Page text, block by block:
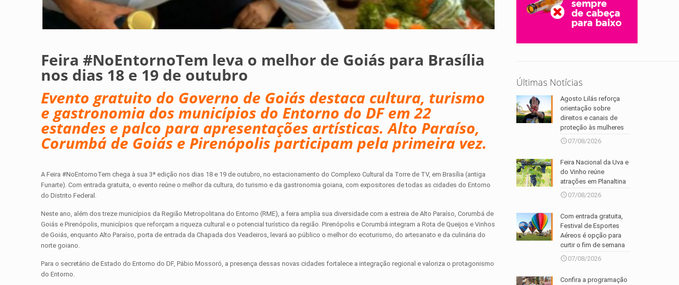
Feira #NoEntornoTem leva o melhor de Goiás para Brasília
nos dias 18 e 19 de outubro
Evento gratuito do Governo de Goiás destaca cultura, turismo
e gastronomia dos municípios do Entorno do DF em 22
estandes e palco para apresentações artísticas. Alto Paraíso,
Corumbá de Goiás e Pirenópolis participam pela primeira vez.
A Feira #NoEntornoTem chega à sua 3ª edição nos dias 18 e 19 de outubro, no estacionamento do Complexo Cultural da Torre de TV, em Brasília (antiga
Funarte). Com entrada gratuita, o evento reúne o melhor da cultura, do turismo e da gastronomia goiana, com expositores de todas as cidades do Entorno
do Distrito Federal.
Neste ano, além dos treze municípios da Região Metropolitana do Entorno (RME), a feira amplia sua diversidade com a estreia de Alto Paraíso, Corumbá de
Goiás e Pirenópolis, municípios que reforçam a riqueza cultural e o potencial turístico da região. Pirenópolis e Corumbá integram a Rota de Queijos e Vinhos
de Goiás, enquanto Alto Paraíso, porta de entrada da Chapada dos Veadeiros, levará ao público o melhor do ecoturismo, do artesanato e da culinária do
norte goiano.
Para o secretário de Estado do Entorno do DF, Pábio Mossoró, a presença dessas novas cidades fortalece a integração regional e valoriza o protagonismo
do Entorno.
Últimas Notícias
Agosto Lilás reforça
orientação sobre
direitos e canais de
proteção às mulheres
07/08/2026
Feira Nacional da Uva e
do Vinho reúne
atrações em Planaltina
07/08/2026
Com entrada gratuita,
Festival de Esportes
Aéreos é opção para
curtir o fim de semana
07/08/2026
Confira a programação